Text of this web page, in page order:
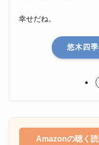
幸せだね。
悠木四
Amazonの聴く